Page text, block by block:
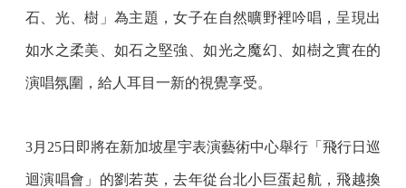
石、光、樹」為主題，女子在自然曠野裡吟唱，呈現出
如水之柔美、如石之堅強、如光之魔幻、如樹之實在的
演唱氛圍，給人耳目一新的視覺享受。
3月25日即將在新加坡星宇表演藝術中心舉行「飛行日巡
迴演唱會」的劉若英，去年從台北小巨蛋起航，飛越換